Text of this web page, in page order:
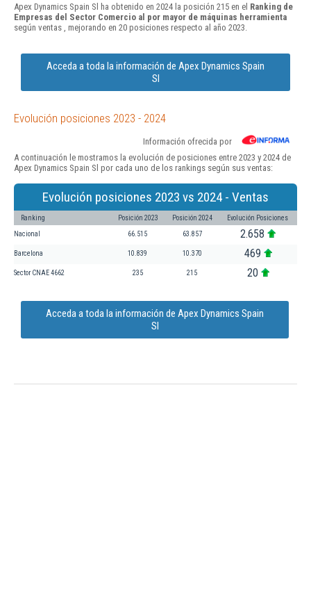
Apex Dynamics Spain Sl ha obtenido en 2024 la posición 215 en el Ranking de
Empresas del Sector Comercio al por mayor de máquinas herramienta
según ventas , mejorando en 20 posiciones respecto al año 2023.
Acceda a toda la información de Apex Dynamics Spain
Sl
Evolución posiciones 2023 - 2024
Información ofrecida por
A continuación le mostramos la evolución de posiciones entre 2023 y 2024 de
Apex Dynamics Spain Sl por cada uno de los rankings según sus ventas:
Evolución posiciones 2023 vs 2024 - Ventas
Ranking Posición 2023 Posición 2024 Evolución Posiciones
Nacional 66.515 63.857 2.658
Barcelona 10.839 10.370 469
Sector CNAE 4662 235 215 20
Acceda a toda la información de Apex Dynamics Spain
Sl